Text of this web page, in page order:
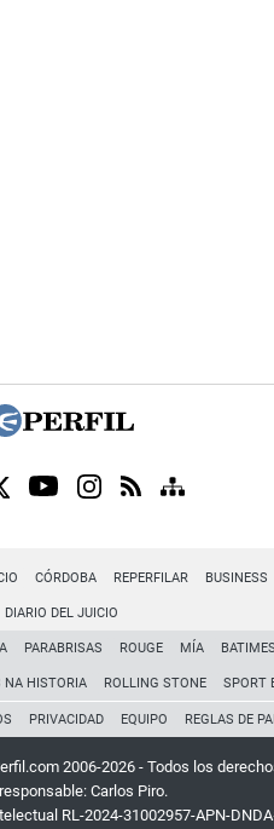
CÓRDOBA REPERFILAR BUSINESS
DIARIO DEL JUICIO
PARABRISAS ROUGE MÍA BATIMES
NA HISTORIA ROLLING STONE SPORT
PRIVACIDAD EQUIPO REGLAS DE
2006-2026 - Todos los
Carlos Piro.
RL-2024-31002957-APN-